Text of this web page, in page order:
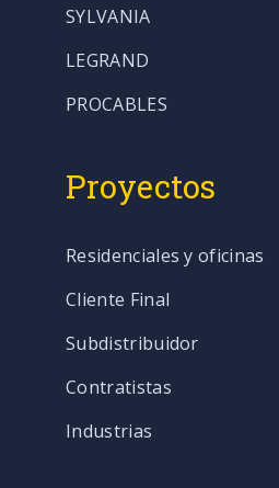
SYLVANIA
LEGRAND
PROCABLES
Proyectos
Residenciales y oficinas
Cliente Final
Subdistribuidor
Contratistas
Industrias